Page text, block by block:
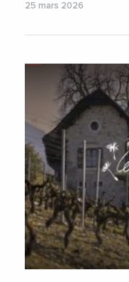
25 mars 2026